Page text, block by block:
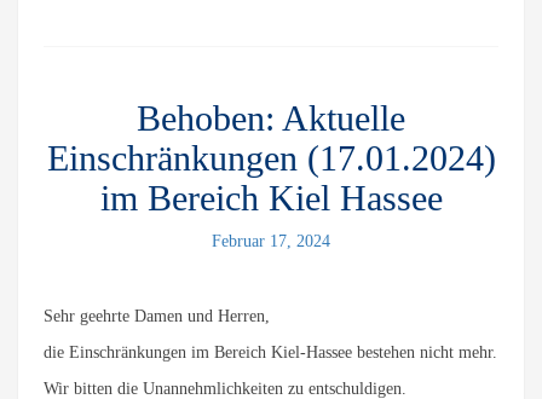
Behoben: Aktuelle
Einschränkungen (17.01.2024)
im Bereich Kiel Hassee
Februar 17, 2024
Sehr geehrte Damen und Herren,
die Einschränkungen im Bereich Kiel-Hassee bestehen nicht mehr.
Wir bitten die Unannehmlichkeiten zu entschuldigen.